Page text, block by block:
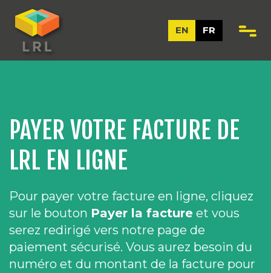
EN FR
PAYER VOTRE FACTURE DE
LRL EN LIGNE
Pour payer votre facture en ligne, cliquez
sur le bouton Payer la facture et vous
serez redirigé vers notre page de
paiement sécurisé. Vous aurez besoin du
numéro et du montant de la facture pour